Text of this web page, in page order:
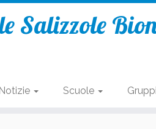
Salizzole
Notizie Scuole